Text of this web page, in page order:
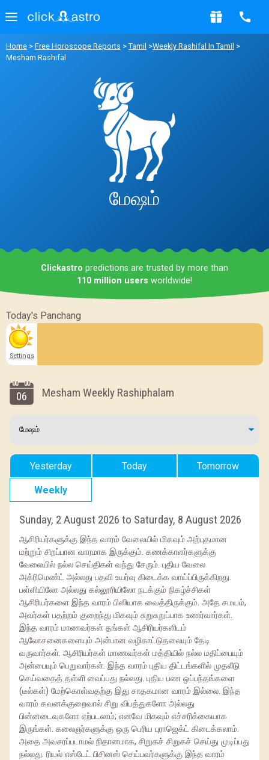
Home > Free Horoscope Reports > Tamil >Weekly Rashifal In Tamil >
Mesham Rashifal
மேஷம்
Clickastro predictions are trusted by more than
110 million users worldwide!
Today's Panchang
Settings
06 Mesham Weekly Rashiphalam
Yesterday Today Tomorrow
Weekly
Sunday, 2 August 2026 to Saturday, 8 August 2026
ஆசிரியர்களுக்கு இந்த வாரம் வேலையில் மிகவும் அற்புதமான
மற்றும் சிறப்பான வாரமாக இருக்கும். கணக்காளர்களுக்கு
வேலையில் நல்ல செய்திகள் வந்து சேரும். புதிய வேலை
அக்ரிமெண்ட் அல்லது பதவி உயர்வு கிடைக்க வாய்ப்பிருக்கிறது.
பள்ளியிலோ அல்லது கல்லூரியிலோ நடக்கும் நிகழ்ச்சிகள்
ஆசிரியர்களை இந்த வாரம் பிஸியாக வைத்திருக்கும். அதே சமயம்,
அவர்கள் பதற்றம் குறைந்து மிகவும் சுறுசுறுப்பாக உணர்வார்கள்.
இந்த வாரம் மாணவர்கள் தங்கள் ஆசிரியர்களிடம்
ஆலோசனைகளையும் அன்பான வழிகாட்டுதலையும் தேடி
வருவார்கள். ஆசிரியர்கள் மாணவர்கள் மத்தியில் நல்ல மதிப்பையும்
அன்பையும் பெறுவார்கள். இந்த வாரம் புதிய திட்டங்களில் முதலீடு
செய்வதைத் தள்ளி வைப்பது நல்லது. புதிய பண ஒப்பந்தங்களை
(டீல்கள்) மேற்கொள்வதற்கு இது சாதகமான வாரம் இல்லை. இந்த
வாரம் கவனக்குறைவால் சிறு விபத்துகளோ அல்லது
பின்னடைவுகளோ ஏற்படலாம்; எனவே மிகவும் எச்சரிக்கையாக
இருங்கள். கலைஞர்களுக்கு ஒரு பெரிய புராஜெக்ட் கிடைக்கலாம்.
அதை அவசரப்படாமல் நிதானமாக, சிறுகச் சிறுகச் செய்து முடிப்பது
நல்லது. ரியல் எஸ்டேட் பிசினஸ் செய்பவர்களுக்கு இந்த வாரம்